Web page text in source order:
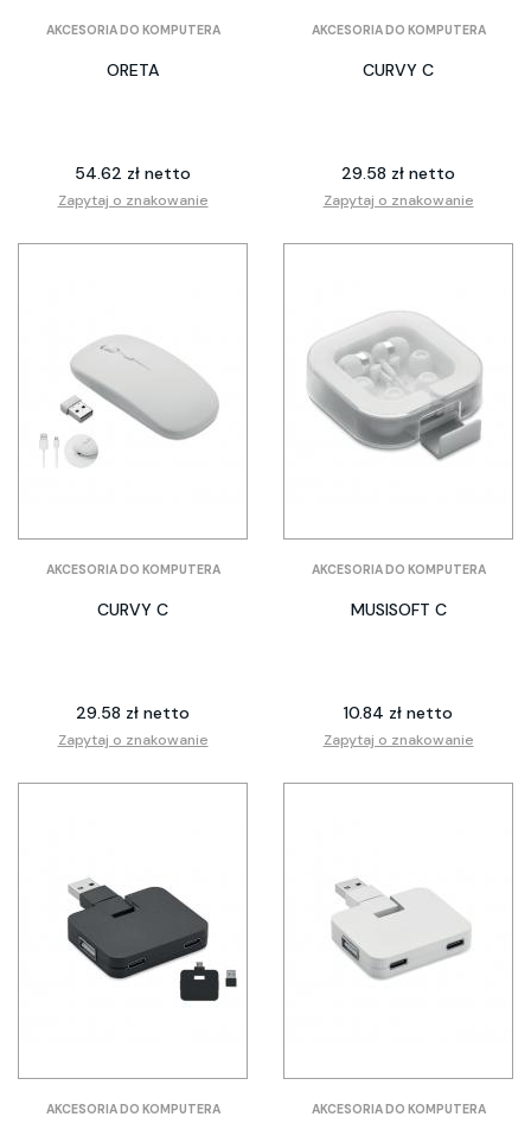
AKCESORIA DO KOMPUTERA
ORETA
54.62 zł netto
Zapytaj o znakowanie
AKCESORIA DO KOMPUTERA
CURVY C
29.58 zł netto
Zapytaj o znakowanie
AKCESORIA DO KOMPUTERA
CURVY C
29.58 zł netto
Zapytaj o znakowanie
AKCESORIA DO KOMPUTERA
MUSISOFT C
10.84 zł netto
Zapytaj o znakowanie
AKCESORIA DO KOMPUTERA AKCESORIA DO KOMPUTERA